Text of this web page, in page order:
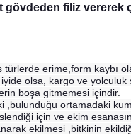
gövdeden filiz
erime,form kaybı
olsa, kargo ve
boşa gitmemesi içindir.
ortamadaki
için ve ekim
ekilmesi ,bitkinin